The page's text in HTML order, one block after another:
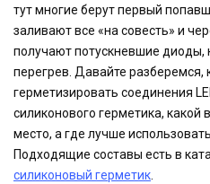
тут многие берут первый
заливают все «на совесть» и
получают потускневшие диоды,
перегрев. Давайте разберемся,
герметизировать соединения
силиконового герметика, какой
место, а где лучше
Подходящие составы есть в
силиконовый герметик